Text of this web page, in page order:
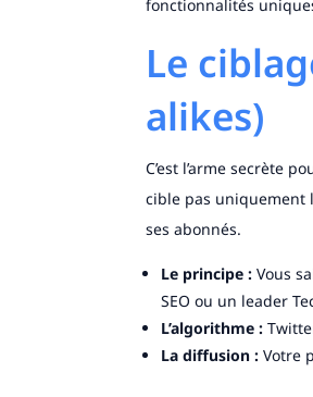
fonctionnalités
Le
alikes)
C’est l’arme secrète
cible pas uniquement
ses abonnés.
Le principe : Vous
SEO ou un leader
L’algorithme :
La diffusion : Votre